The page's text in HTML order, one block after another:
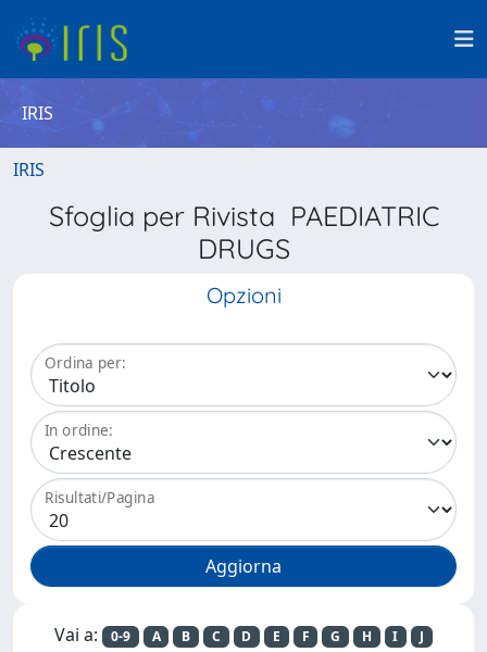
IRIS
IRIS
Sfoglia per Rivista PAEDIATRIC
DRUGS
Opzioni
Ordina per:
In ordine:
Risultati/Pagina
Vai a: 0-9 A B C D E F G H I
J